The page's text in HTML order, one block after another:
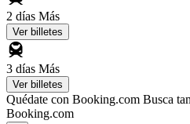
2 días Más
Ver billetes
3 días Más
Ver billetes
Quédate con Booking.com Busca
Booking.com